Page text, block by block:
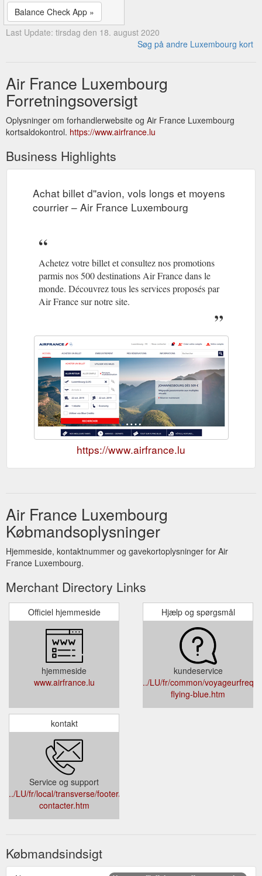
Balance Check App »
Last Update: tirsdag den 18. august 2020
Søg på andre Luxembourg kort
Air France Luxembourg
Forretningsoversigt
Oplysninger om forhandlerwebsite og Air France Luxembourg
kortsaldokontrol. https://www.airfrance.lu
Business Highlights
Achat billet d''avion, vols longs et moyens
courrier – Air France Luxembourg
Achetez votre billet et consultez nos promotions
parmis nos 500 destinations Air France dans le
monde. Découvrez tous les services proposés par
Air France sur notre site.
https://www.airfrance.lu
Air France Luxembourg
Købmandsoplysninger
Hjemmeside, kontaktnummer og gavekortoplysninger for Air
France Luxembourg.
Merchant Directory Links
Officiel hjemmeside
hjemmeside
www.airfrance.lu
Hjælp og spørgsmål
kundeservice
../LU/fr/common/
flying-blue.htm
kontakt
Service og support
../LU/fr/local/transverse/footer/nous-
contacter.htm
Købmandsindsigt